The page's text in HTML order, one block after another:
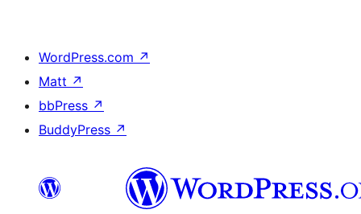
WordPress.com ↗
Matt ↗
bbPress ↗
BuddyPress ↗